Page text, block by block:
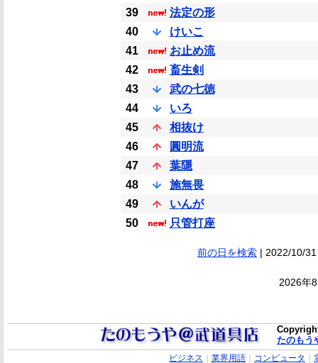
39
法定の形
40
けいこ
41
お止め流
42
畜生剣
43
武の七徳
44
いろ
45
相抜け
46
圓明流
47
葉隱
48
施無畏
49
いんが
50
只管打座
前の日を検索| 2022/10/
2026年
たのもう
ビジネス 業界用語｜ コンピュータ